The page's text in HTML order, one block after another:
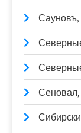
Сауновъ,
Сеновал,